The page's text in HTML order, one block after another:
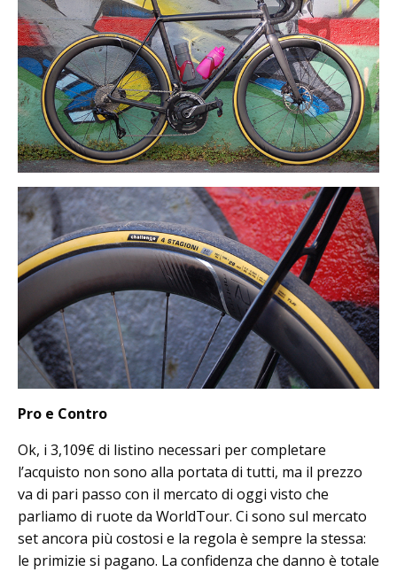
Pro e Contro
Ok, i 3,109€ di listino necessari per completare
l’acquisto non sono alla portata di tutti, ma il prezzo
va di pari passo con il mercato di oggi visto che
parliamo di ruote da WorldTour. Ci sono sul mercato
set ancora più costosi e la regola è sempre la stessa:
le primizie si pagano. La confidenza che danno è totale